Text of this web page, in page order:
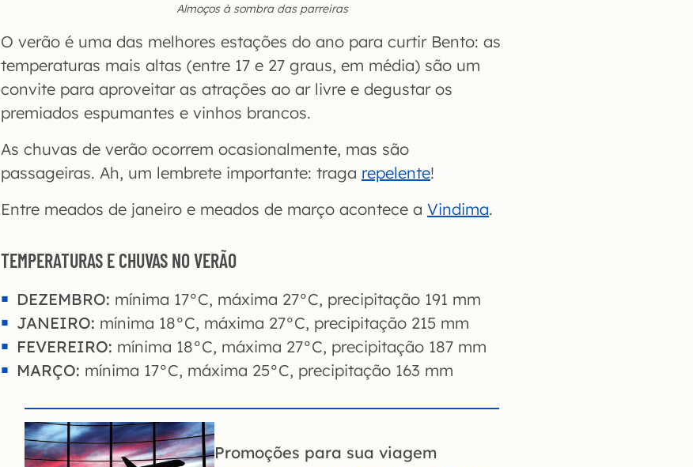
Almoços à sombra das parreiras
O verão é uma das melhores estações do ano para curtir Bento: as
temperaturas mais altas (entre 17 e 27 graus, em média) são um
convite para aproveitar as atrações ao ar livre e degustar os
premiados espumantes e vinhos brancos.
As chuvas de verão ocorrem ocasionalmente, mas são
passageiras. Ah, um lembrete importante: traga repelente!
Entre meados de janeiro e meados de março acontece a Vindima.
TEMPERATURAS E CHUVAS NO VERÃO
DEZEMBRO: mínima 17°C, máxima 27°C, precipitação 191 mm
JANEIRO: mínima 18°C, máxima 27°C, precipitação 215 mm
FEVEREIRO: mínima 18°C, máxima 27°C, precipitação 187 mm
MARÇO: mínima 17°C, máxima 25°C, precipitação 163 mm
Promoções para sua viagem